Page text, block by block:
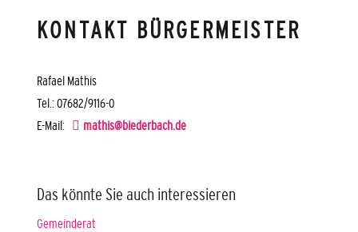
KONTAKT BÜRGERMEISTER
Rafael Mathis
Tel.: 07682/9116-0
E-Mail:
mathis@biederbach.de
Das könnte Sie auch interessieren
Gemeinderat